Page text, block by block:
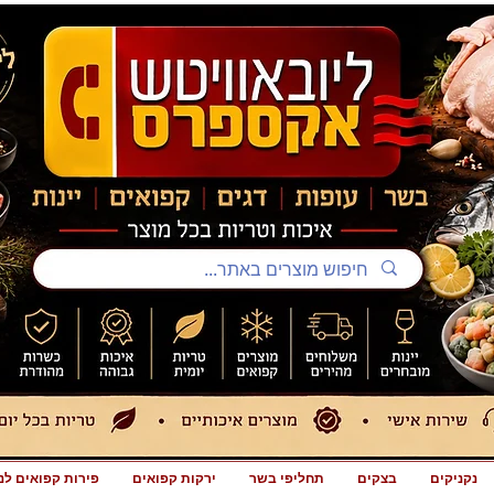
פירות קפואים ירקות קפואים תחליפי בשר בצקים נקניקים